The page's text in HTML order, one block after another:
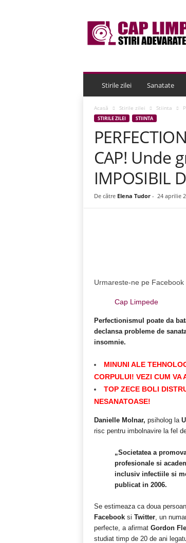
p
d
Stirile zilei Sanatate
Acasă Stirile zilei Stiinta
STIRILE ZILEI STIINTA
CAP! Unde
IMPOSIBIL
De către Elena Tudor- 24 aprilie
Urmareste-ne pe
Cap Limpede
Perfectionismul poate da
declansa probleme de
insomnie.
MINUNI ALE
CORPULUI! VEZI CUM VA
TOP ZECE BOLI
NESANATOASE!
Danielle Molnar, psiholog la
risc pentru imbolnavire la fel
„Societatea a
profesionale si
inclusiv infectiile si
publicat in 2006.
Se estimeaza ca doua
Facebooksi Twitter, un
perfecte, a afirmat Gordon
studiat timp de 20 de ani